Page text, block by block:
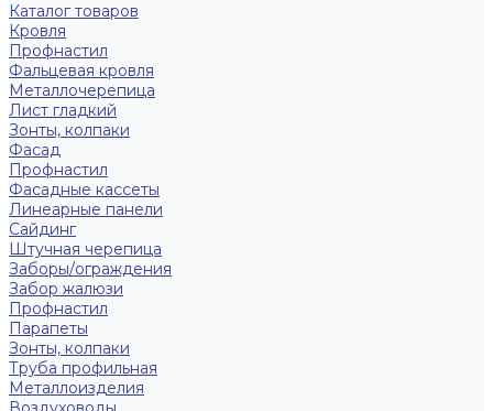
Каталог товаров
Кровля
Профнастил
Фальцевая кровля
Металлочерепица
Лист гладкий
Зонты, колпаки
Фасад
Профнастил
Фасадные кассеты
Линеарные панели
Сайдинг
Штучная черепица
Заборы/ограждения
Забор жалюзи
Профнастил
Парапеты
Зонты, колпаки
Труба профильная
Металлоизделия